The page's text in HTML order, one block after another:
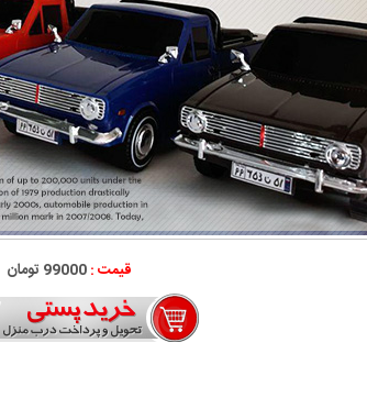
قیمت :99000 تومان